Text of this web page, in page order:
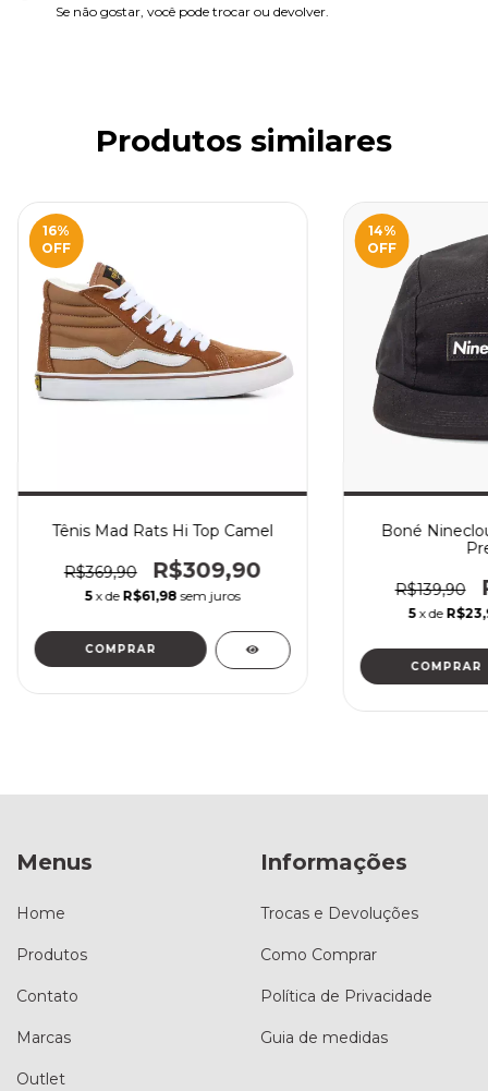
Se não gostar, você pode trocar ou devolver.
Produtos similares
16%
OFF
Tênis Mad Rats Hi Top Camel
R$369,90 R$309,90
5 x de R$61,98 sem juros
COMPRAR
14%
OFF
Boné
R$139,90
5 x de
Menus
Home
Produtos
Contato
Marcas
Outlet
Informações
Trocas e Devoluções
Como Comprar
Política de Privacidade
Guia de medidas